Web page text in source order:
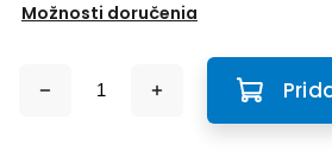
Možnosti doručenia